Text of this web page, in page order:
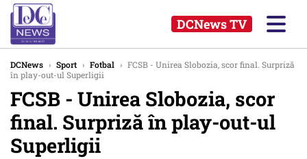
DCNews TV
DCNews › Sport › Fotbal › FCSB - Unirea Slobozia, scor final. Surpriză
în play-out-ul Superligii
FCSB - Unirea Slobozia, scor
final. Surpriză în play-out-ul
Superligii